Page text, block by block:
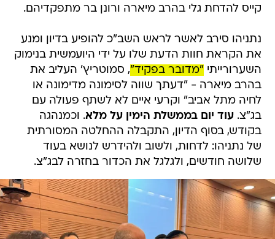
קייס להדחת גלי בהרב מיארה ורונן בר מתפקדיהם.
נתניהו סירב לאשר לראש השב"כ להופיע בדיון ומנע
את הקראת חוות הדעת שלו על ידי היועמשית בנימוק
השערורייתי "מדובר בפקיד", סמוטריץ' העליב את
בהרב מיארה - "דעתך שווה לסימונה מדימונה או
לחיה מתל אביב" וקרעי איים לא לשתף פעולה עם
בג"צ.עוד יום בממשלת הימין על מלא. וכמנהגה
בקודש, בסוף הדיון, התקבלה ההחלטה המסורתית
של נתניהו: לדחות, ולשוב ולהידרש לנושא בעוד
שלושה חודשים, ולגלגל את הכדור בחזרה לבג"צ.